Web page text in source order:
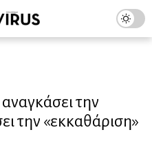
την
την «εκκαθάριση»